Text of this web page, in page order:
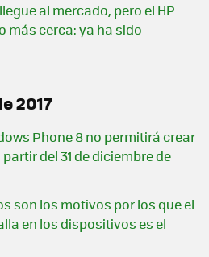
al mercado, pero el HP
más cerca: ya ha sido
2017
Phone 8 no permitirá crear
del 31 de diciembre de
son los motivos por los que el
en los dispositivos es el